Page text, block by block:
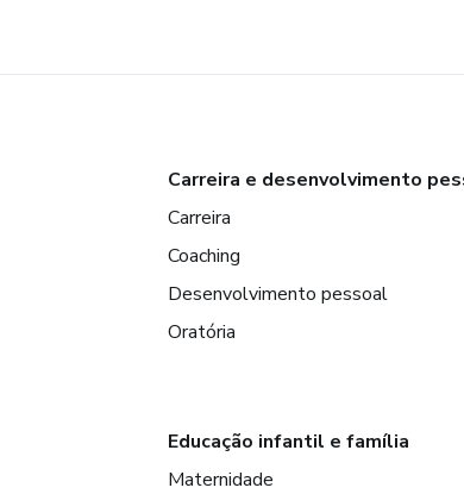
Carreira e desenvolvimento
Carreira
Coaching
Desenvolvimento pessoal
Oratória
Educação infantil e família
Maternidade